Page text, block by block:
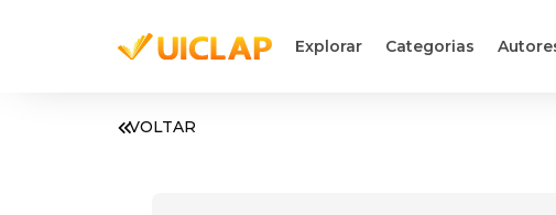
Explorar Categorias
VOLTAR